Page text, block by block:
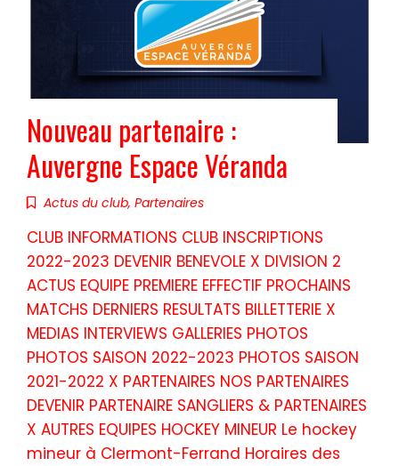
Nouveau partenaire :
Auvergne Espace Véranda
Actus du club, Partenaires
CLUB INFORMATIONS CLUB INSCRIPTIONS
2022-2023 DEVENIR BENEVOLE X DIVISION 2
ACTUS EQUIPE PREMIERE EFFECTIF PROCHAINS
MATCHS DERNIERS RESULTATS BILLETTERIE X
MEDIAS INTERVIEWS GALLERIES PHOTOS
PHOTOS SAISON 2022-2023 PHOTOS SAISON
2021-2022 X PARTENAIRES NOS PARTENAIRES
DEVENIR PARTENAIRE SANGLIERS & PARTENAIRES
X AUTRES EQUIPES HOCKEY MINEUR Le hockey
mineur à Clermont-Ferrand Horaires des